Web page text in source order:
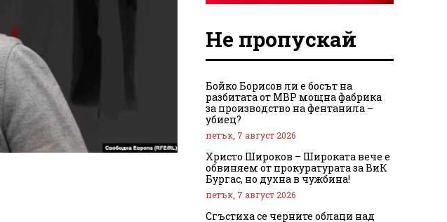
Не пропускай
Бойко Борисов ли е босът на
разбитата от МВР мощна фабрика
за производство на фентанила –
убиец?
петък, 7 август 2026
Христо Широков – Широката вече е
обвиняем от прокуратурата за ВиК
Бургас, но духна в чужбина!
петък, 7 август 2026
Сгъстиха се черните облаци над